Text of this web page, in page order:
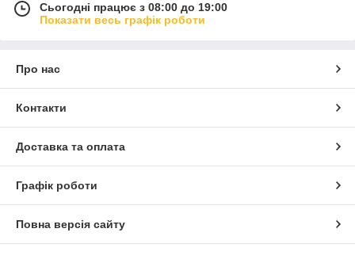
Сьогодні працює з 08:00 до 19:00
Показати весь графік роботи
Про нас
Контакти
Доставка та оплата
Графік роботи
Повна версія сайту